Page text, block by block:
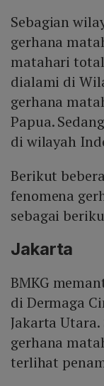
Sebagian
gerhana
matahari
dialami di
gerhana
Papua.
di wilayah
Berikut
fenomena
sebagai
Jakarta
BMKG
di Dermaga
Jakarta
gerhana
terlihat